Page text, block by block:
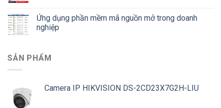
Ứng dụng phần mềm mã nguồn mở trong doanh
nghiệp
SẢN PHẨM
Camera IP HIKVISION DS-2CD23X7G2H-LIU